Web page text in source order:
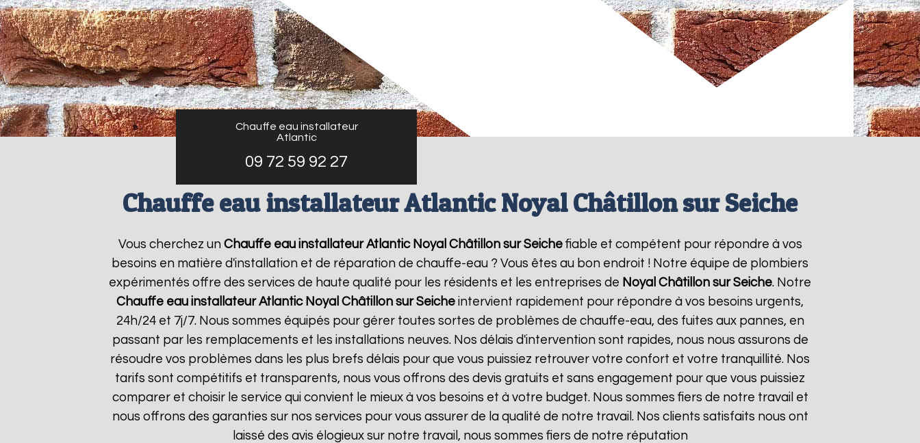
Chauffe eau installateur
Atlantic
09 72 59 92 27
Chauffe eau installateur Atlantic Noyal Châtillon sur Seiche
Vous cherchez un Chauffe eau installateur Atlantic Noyal Châtillon sur Seichefiable et compétent pour répondre à vos
besoins en matière d'installation et de réparation de chauffe-eau ? Vous êtes au bon endroit ! Notre équipe de plombiers
expérimentés offre des services de haute qualité pour les résidents et les entreprises de Noyal Châtillon sur Seiche. Notre
Chauffe eau installateur Atlantic Noyal Châtillon sur Seiche intervient rapidement pour répondre à vos besoins urgents,
24h/24 et 7j/7. Nous sommes équipés pour gérer toutes sortes de problèmes de chauffe-eau, des fuites aux pannes, en
passant par les remplacements et les installations neuves. Nos délais d'intervention sont rapides, nous nous assurons de
résoudre vos problèmes dans les plus brefs délais pour que vous puissiez retrouver votre confort et votre tranquillité. Nos
tarifs sont compétitifs et transparents, nous vous offrons des devis gratuits et sans engagement pour que vous puissiez
comparer et choisir le service qui convient le mieux à vos besoins et à votre budget. Nous sommes fiers de notre travail et
nous offrons des garanties sur nos services pour vous assurer de la qualité de notre travail. Nos clients satisfaits nous ont
laissé des avis élogieux sur notre travail, nous sommes fiers de notre réputation